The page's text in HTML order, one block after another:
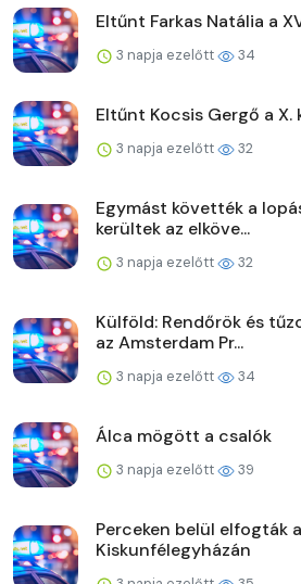
Eltűnt Farkas Natália a
3 napja ezelőtt 34
Eltűnt Kocsis Gergő a X.
3 napja ezelőtt 32
Egymást követték a
kerültek az elköve...
3 napja ezelőtt 32
Külföld: Rendőrök és
az Amsterdam Pr...
3 napja ezelőtt 34
Álca mögött a csalók
3 napja ezelőtt 39
Perceken belül elfogták
Kiskunfélegyházán